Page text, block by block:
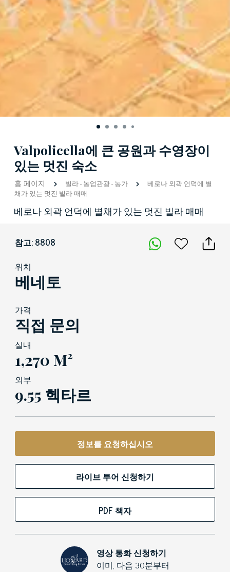
Valpolicella에 큰 공원과 수영장이
있는 멋진 숙소
홈 페이지 빌라-농업관광-농가
베로나 외곽 언덕에 별
채가 있는 멋진 빌라 매매
베로나 외곽 언덕에 별채가 있는 멋진 빌라 매매
참고: 8808
위치
베네토
가격
직접 문의
실내
1,270 M²
외부
9.55 헥타르
정보를 요청하십시오
라이브 투어 신청하기
PDF 책자
영상 통화 신청하기
이미, 다음 30분부터